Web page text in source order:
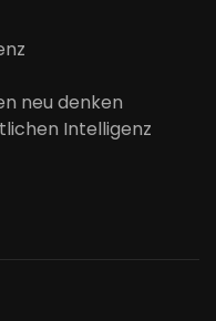
neu denken
Intelligenz